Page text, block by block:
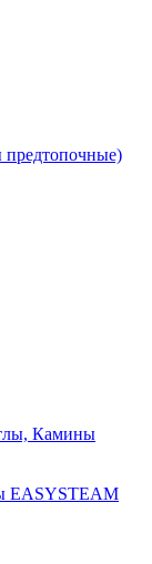
Камины
EASYSTEAM